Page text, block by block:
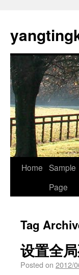
Home Sample
Page
Tag
设置全
Posted on 2012/